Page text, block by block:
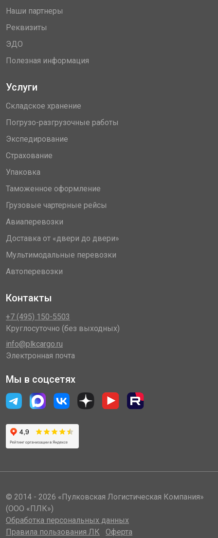
Наши партнеры
Реквизиты
ЭДО
Полезная информация
Услуги
Складское хранение
Погрузо-разгрузочные работы
Экспедирование
Страхование
Упаковка
Таможенное оформление
Грузовые чартерные рейсы
Авиаперевозки
Доставка от «двери до двери»
Мультимодальные перевозки
Автоперевозки
Контакты
+7 (495) 150-5503
Круглосуточно (без выходных)
info@plkcargo.ru
Электронная почта
Мы в соцсетях
© 2014 - 2026 «Пулковская Логистическая Компания»
(ООО «ПЛК»)
Обработка персональных данных
Правила пользования ЛК
Оферта